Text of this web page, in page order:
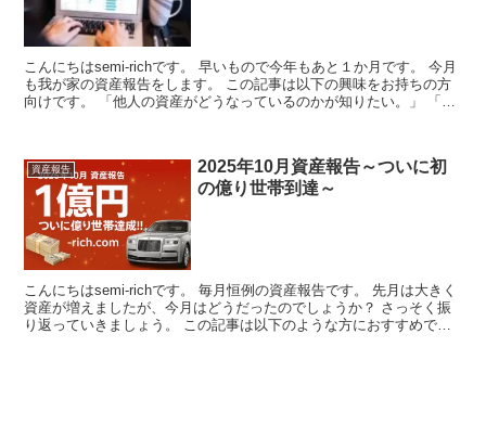
こんにちはsemi-richです。 早いもので今年もあと１か月です。 今月
も我が家の資産報告をします。 この記事は以下の興味をお持ちの方
向けです。 「他人の資産がどうなっているのかが知りたい。」 「ア
資産報告
2025年10月資産報告～ついに初
の億り世帯到達～
こんにちはsemi-richです。 毎月恒例の資産報告です。 先月は大きく
資産が増えましたが、今月はどうだったのでしょうか？ さっそく振
り返っていきましょう。 この記事は以下のような方におすすめで